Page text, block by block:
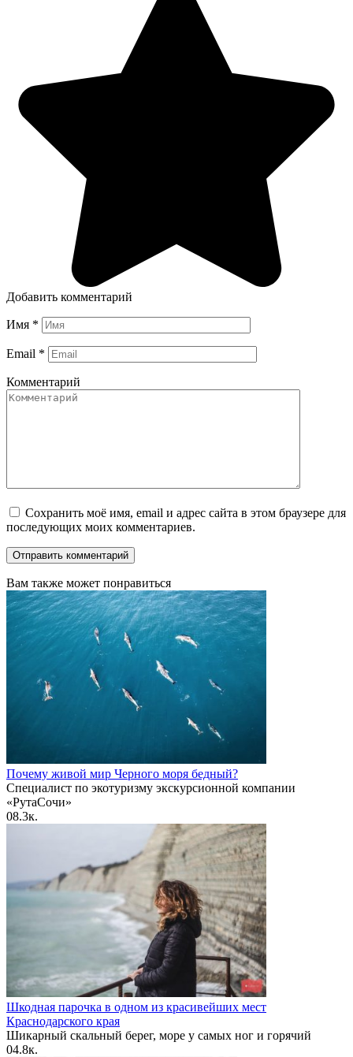
Добавить комментарий
Имя *
Email *
Комментарий
Сохранить моё имя, email и адрес сайта в этом браузере для
последующих моих комментариев.
Вам также может понравиться
Почему живой мир Черного моря бедный?
Специалист по экотуризму экскурсионной компании
«РутаСочи»
08.3к.
Шкодная парочка в одном из красивейших мест
Краснодарского края
Шикарный скальный берег, море у самых ног и горячий
04.8к.